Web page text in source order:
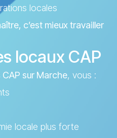
locales
c’est mieux travailler
locaux CAP
sur Marche, vous :
locale plus forte